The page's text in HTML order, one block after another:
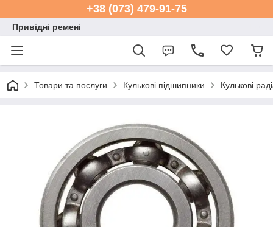
+38 (073) 479-91-75
Привідні ремені
Товари та послуги Кулькові підшипники Кулькові